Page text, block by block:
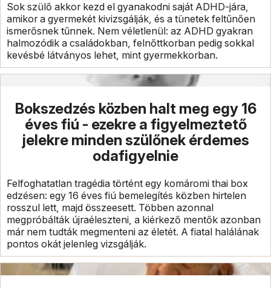
Sok szülő akkor kezd el gyanakodni saját ADHD-jára,
amikor a gyermekét kivizsgálják, és a tünetek feltűnően
ismerősnek tűnnek. Nem véletlenül: az ADHD gyakran
halmozódik a családokban, felnőttkorban pedig sokkal
kevésbé látványos lehet, mint gyermekkorban.
Bokszedzés közben halt meg egy 16
éves fiú - ezekre a figyelmeztető
jelekre minden szülőnek érdemes
odafigyelnie
Felfoghatatlan tragédia történt egy komáromi thai box
edzésen: egy 16 éves fiú bemelegítés közben hirtelen
rosszul lett, majd összeesett. Többen azonnal
megpróbálták újraéleszteni, a kiérkező mentők azonban
már nem tudták megmenteni az életét. A fiatal halálának
pontos okát jelenleg vizsgálják.